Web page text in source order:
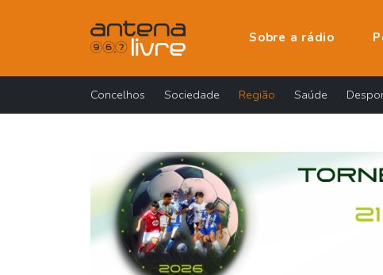
Sobre a rádio
Concelhos Sociedade Região Saúde